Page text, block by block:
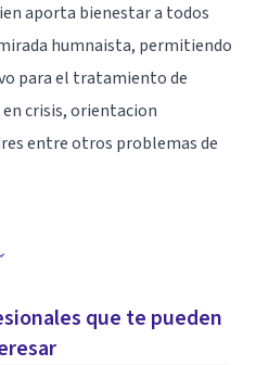
aporta bienestar a todos
humnaista, permitiendo
para el tratamiento de
crisis, orientacion
entre otros problemas de
estamos en constante
una manera unica y
que te pueden